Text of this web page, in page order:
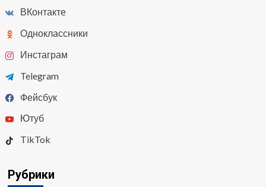
ВКонтакте
Одноклассники
Инстаграм
Telegram
Фейсбук
Ютуб
TikTok
Рубрики